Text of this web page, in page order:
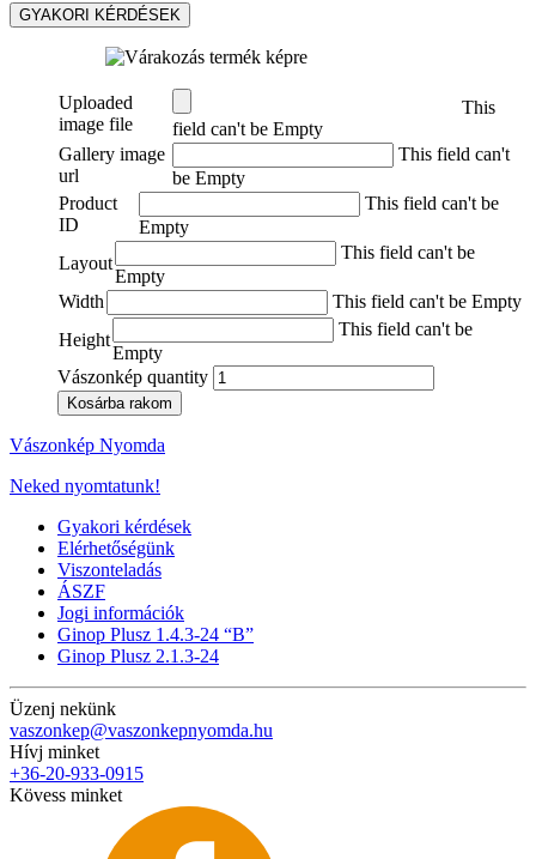
GYAKORI KÉRDÉSEK
Uploaded
image file
This
field can't be Empty
Gallery image
url
This field can't
be Empty
Product
ID
This field can't be
Empty
Layout
This field can't be
Empty
Width
This field can't be Empty
Height
This field can't be
Empty
Vászonkép quantity
Kosárba rakom
Vászonkép Nyomda
Neked nyomtatunk!
Gyakori kérdések
Elérhetőségünk
Viszonteladás
ÁSZF
Jogi információk
Ginop Plusz 1.4.3-24 “B”
Ginop Plusz 2.1.3-24
Üzenj nekünk
vaszonkep@vaszonkepnyomda.hu
Hívj minket
+36-20-933-0915
Kövess minket